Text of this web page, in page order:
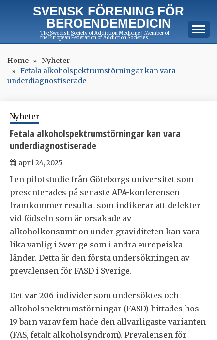
SVENSK FÖRENING FÖR
BEROENDEMEDICIN
The Swedish Society of Addiction Medicine | Member of
the European Federation of Addiction Societies.
Home
Nyheter
Fetala alkoholspektrumstörningar kan vara
underdiagnostiserade
Nyheter
Fetala alkoholspektrumstörningar kan vara
underdiagnostiserade
april 24, 2025
I en pilotstudie från Göteborgs universitet som
presenterades på senaste APA-konferensen
framkommer resultat som indikerar att defekter
vid födseln som är orsakade av
alkoholkonsumtion under graviditeten kan vara
lika vanlig i Sverige som i andra europeiska
länder. Detta är den första undersökningen av
prevalensen för FASD i Sverige.
Det var 206 individer som undersöktes och
alkoholspektrumstörningar (FASD) hittades hos
19 barn varav fem hade den allvarligaste varianten
(FAS, fetalt alkoholsyndrom). Prevalensen för